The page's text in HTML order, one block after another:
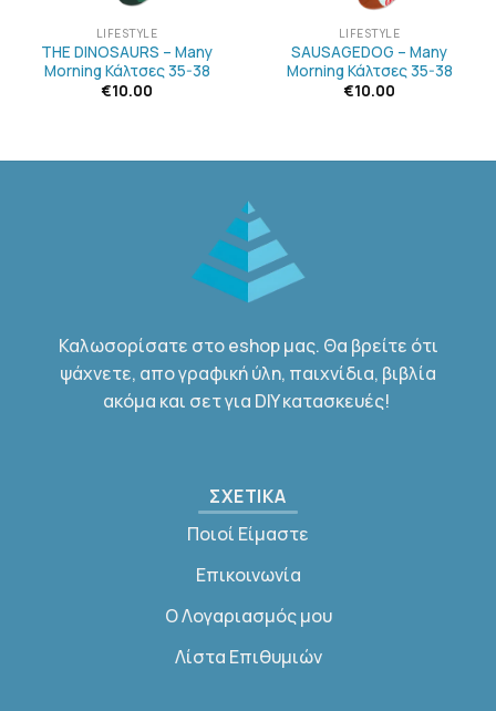
LIFESTYLE
THE DINOSAURS – Many
Morning Κάλτσες 35-38
€10.00
LIFESTYLE
SAUSAGEDOG – Many
Morning Κάλτσες 35-38
€10.00
Καλωσορίσατε στο eshop μας. Θα βρείτε ότι
ψάχνετε, απο γραφική ύλη, παιχνίδια, βιβλία
ακόμα και σετ για DIY κατασκευές!
ΣΧΕΤΙΚΑ
Ποιοί Είμαστε
Επικοινωνία
Ο Λογαριασμός μου
Λίστα Επιθυμιών